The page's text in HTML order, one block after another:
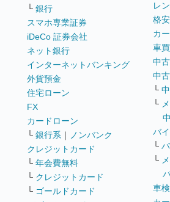
└ 銀行
スマホ専業証券
iDeCo 証券会社
ネット銀行
インターネットバンキング
外貨預金
住宅ローン
FX
カードローン
└ 銀行系 ｜
ノンバンク
クレジットカード
└ 年会費無料
└ クレジットカード
└ ゴールドカード
レ
格
カ
車
中
中
└
└
中
バ
└
└
バ
車検